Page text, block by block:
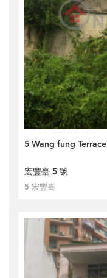
5 Wang fung Terrace
宏豐臺 5 號
5 宏豐臺